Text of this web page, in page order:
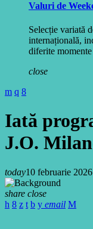
Valuri de
Selecție variată
internațională,
diferite
close
Iată
J.O.
today10 februarie 2026
share close
email